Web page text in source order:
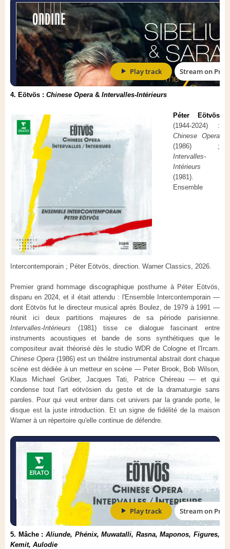
4. Eötvös : Chinese Opera & Intervalles-Intérieurs
Péter Eötvös
(1944-2024) :
Chinese Opera
(1986) ;
Intervalles-
Intérieurs
(1981).
Ensemble
Intercontemporain ; Péter Eötvös, direction. Warner Classics, 2026.
Premier grand hommage discographique posthume à Péter Eötvös,
disparu en 2024, et il était attendu : l'Ensemble Intercontemporain —
dont Eötvös fut le directeur musical après Boulez, de 1979 à 1991 —
réunit ici deux partitions majeures de sa période parisienne.
Intervalles-Intérieurs (1981) tisse ce dialogue fascinant entre
instruments acoustiques et bande de sons synthétiques que le
compositeur avait théorisé dès le studio WDR de Cologne et l'Ircam.
Chinese Opera (1986) est un théâtre instrumental abstrait dont chaque
scène est dédiée à un metteur en scène — Peter Brook, Bob Wilson,
Klaus Michael Grüber, Jacques Tati, Patrice Chéreau — et qui
condense tout l'art eötvösien du geste et de la dramaturgie sans
paroles. Pour qui veut entrer dans cet univers par la grande porte, le
disque est la juste introduction. Et un signe de fidélité de la maison
Warner à un répertoire qu'elle continue de défendre.
5. Mâche : Aliunde, Phénix, Muwatalli, Rasna, Maponos, Figures,
Kemit, Aulodie